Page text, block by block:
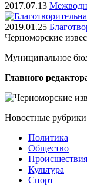
2017.07.13
2019.01.25
Черноморские
Муниципальное
Главного
Новостные рубрики
Политика
Общество
Проиcшествия
Культура
Спорт